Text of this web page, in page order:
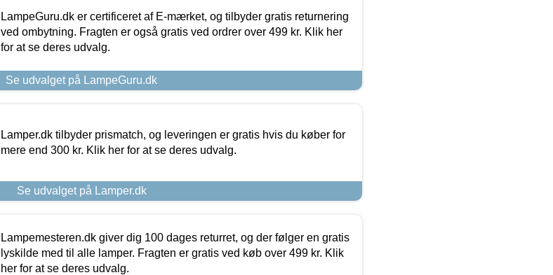
LampeGuru.dk er certificeret af E-mærket, og tilbyder gratis returnering
ved ombytning. Fragten er også gratis ved ordrer over 499 kr. Klik her
for at se deres udvalg.
Se udvalget på LampeGuru.dk
Lamper.dk tilbyder prismatch, og leveringen er gratis hvis du køber for
mere end 300 kr. Klik her for at se deres udvalg.
Se udvalget på Lamper.dk
Lampemesteren.dk giver dig 100 dages returret, og der følger en gratis
lyskilde med til alle lamper. Fragten er gratis ved køb over 499 kr. Klik
her for at se deres udvalg.